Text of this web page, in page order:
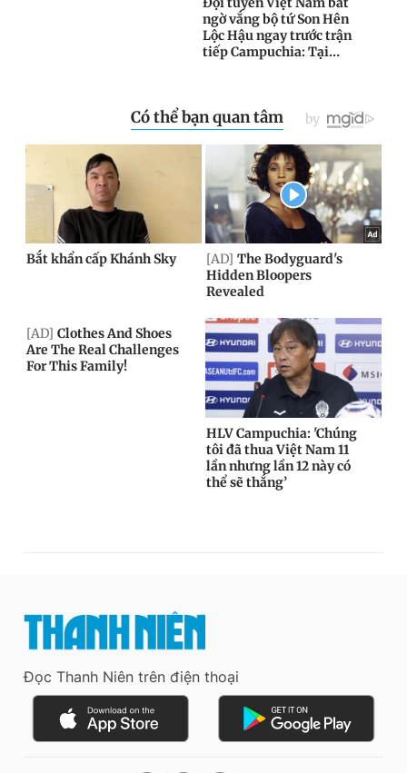
Đọc Thanh Niên trên điện thoại